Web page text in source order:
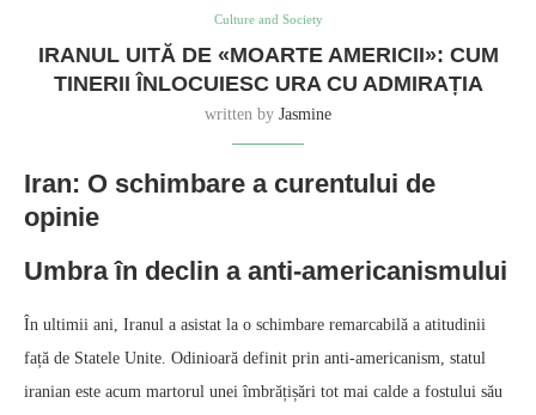
Culture and Society
IRANUL UITĂ DE «MOARTE AMERICII»: CUM
TINERII ÎNLOCUIESC URA CU ADMIRAȚIA
written by Jasmine
Iran: O schimbare a curentului de
opinie
Umbra în declin a anti-americanismului
În ultimii ani, Iranul a asistat la o schimbare remarcabilă a atitudinii
față de Statele Unite. Odinioară definit prin anti-americanism, statul
iranian este acum martorul unei îmbrățișări tot mai calde a fostului său